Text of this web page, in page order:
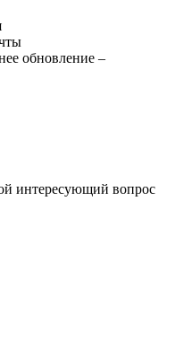
обновление –
интересующий вопрос